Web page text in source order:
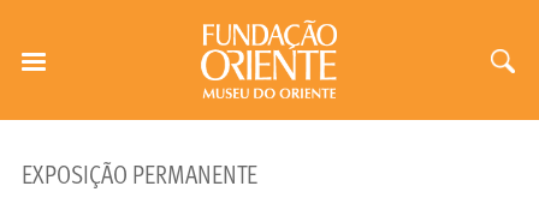
EXPOSIÇÃO PERMANENTE